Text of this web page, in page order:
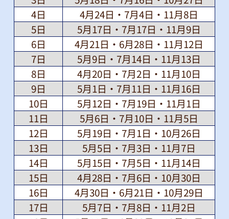
4日
4月24日・7月4日・11月8日
5日
5月17日・7月17日・11月9日
6日
4月21日・6月28日・11月12日
7日
5月9日・7月14日・11月13日
8日
4月20日・7月2日・11月10日
9日
5月1日・7月11日・11月16日
10日
5月12日・7月19日・11月1日
11日
5月6日・7月10日・11月5日
12日
5月19日・7月1日・10月26日
13日
5月5日・7月3日・11月7日
14日
5月15日・7月5日・11月14日
15日
4月28日・7月6日・10月30日
16日
4月30日・6月21日・10月29日
17日
5月7日・7月8日・11月2日